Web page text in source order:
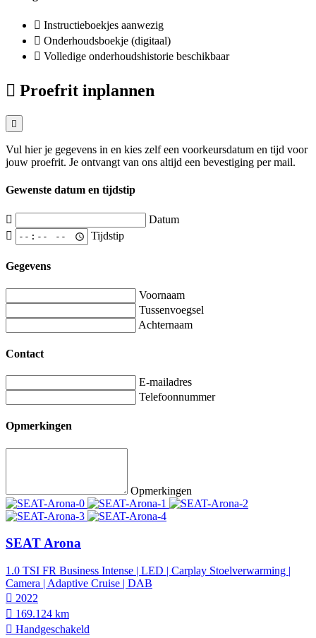
Instructieboekjes aanwezig
Onderhoudsboekje (digitaal)
Volledige onderhoudshistorie beschikbaar
Proefrit inplannen
Vul hier je gegevens in en kies zelf een voorkeursdatum en tijd voor
jouw proefrit. Je ontvangt van ons altijd een bevestiging per mail.
Gewenste datum en tijdstip
Datum
Tijdstip
Gegevens
Voornaam
Tussenvoegsel
Achternaam
Contact
E-mailadres
Telefoonnummer
Opmerkingen
Opmerkingen
SEAT Arona
1.0 TSI FR Business Intense | LED | Carplay Stoelverwarming |
Camera | Adaptive Cruise | DAB
2022
169.124 km
Hand­geschakeld